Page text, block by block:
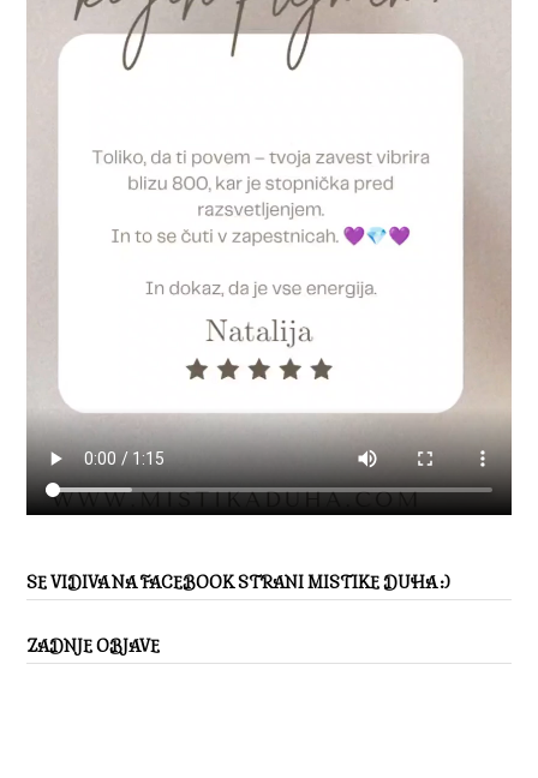
SE VIDIVA NA FACEBOOK STRANI MISTIKE DUHA :)
ZADNJE OBJAVE